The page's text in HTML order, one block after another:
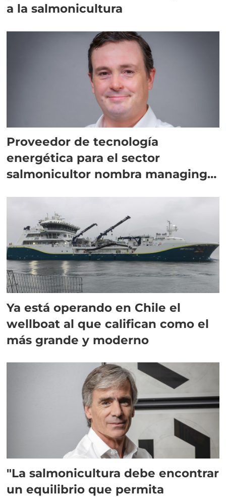
a la salmonicultura
Proveedor de tecnología
energética para el sector
salmonicultor nombra managing
Ya está operando en Chile el
wellboat al que califican como el
más grande y moderno
"La salmonicultura debe encontrar
un equilibrio que permita